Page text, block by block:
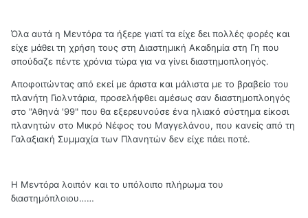
Όλα αυτά η Μεντόρα τα ήξερε γιατί τα είχε δει πολλές φορές και
είχε μάθει τη χρήση τους στη Διαστημική Ακαδημία στη Γη που
σπούδαζε πέντε χρόνια τώρα για να γίνει διαστημοπλοηγός.
Αποφοιτώντας από εκεί με άριστα και μάλιστα με το βραβείο του
πλανήτη Γιολντάρια, προσελήφθει αμέσως σαν διαστημοπλοηγός
στο "Αθηνά '99" που θα εξερευνούσε ένα ηλιακό σύστημα είκοσι
πλανητών στο Μικρό Νέφος του Μαγγελάνου, που κανείς από τη
Γαλαξιακή Συμμαχία των Πλανητών δεν είχε πάει ποτέ.
Η Μεντόρα λοιπόν και το υπόλοιπο πλήρωμα του
διαστημόπλοιου……